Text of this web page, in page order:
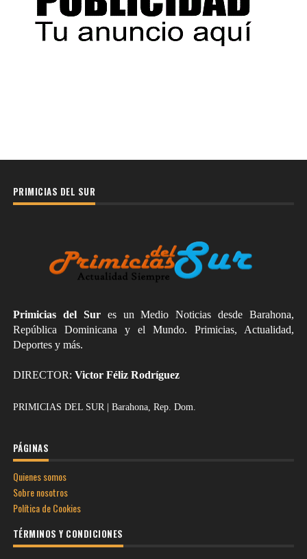
PRIMICIAS DEL SUR
Primicias del Sures un Medio Noticias desde Barahona,
República Dominicana y el Mundo. Primicias, Actualidad,
Deportes y más.
DIRECTOR: Victor Féliz Rodríguez
PRIMICIAS DEL SUR | Barahona, Rep. Dom.
PÁGINAS
Quienes somos
Sobre nosotros
Política de Cookies
TÉRMINOS Y CONDICIONES